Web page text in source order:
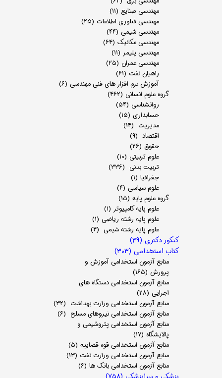
مهندسی صنایع (۱۱)
مهندسی فناوری اطلاعات (۲۵)
مهندسی شیمی (۴۴)
مهندسی مکانیک (۶۴)
مهندسی پلیمر (۱۱)
مهندسی عمران (۲۵)
راهیان نفت (۶۱)
آموزش نرم افزار های فنی مهندسی (۶)
گروه علوم انسانی (۴۶۲)
روانشناسی (۵۴)
حسابداری (۱۵)
مدیریت (۱۴)
اقتصاد (۹)
حقوق (۲۶)
علوم تربیتی (۱۰)
تربیت بدنی (۳۳۶)
جغرافیا (۱)
علوم سیاسی (۴)
گروه علوم پایه (۱۵)
علوم پایه کامپیوتر (۱)
علوم پایه رشته ریاضی (۱)
علوم پایه رشته شیمی (۴)
کنکور دکتری (۴۹)
کتاب استخدامی (۳۰۳)
منابع آزمون استخدامی آموزش و
پرورش (۱۶۵)
منابع آزمون استخدامی دستگاه های
اجرایی (۲۸)
منابع آزمون استخدامی وزارت بهداشت (۳۲)
منابع آزمون استخدامی نیروهای مسلح (۶)
منابع آزمون استخدامی پتروشیمی و
پالایشگاه (۱۷)
منابع آزمون استخدامی قوه قضاییه (۵)
منابع آزمون استخدامی وزارت نفت (۱۳)
منابع آزمون استخدامی بانک ها (۶)